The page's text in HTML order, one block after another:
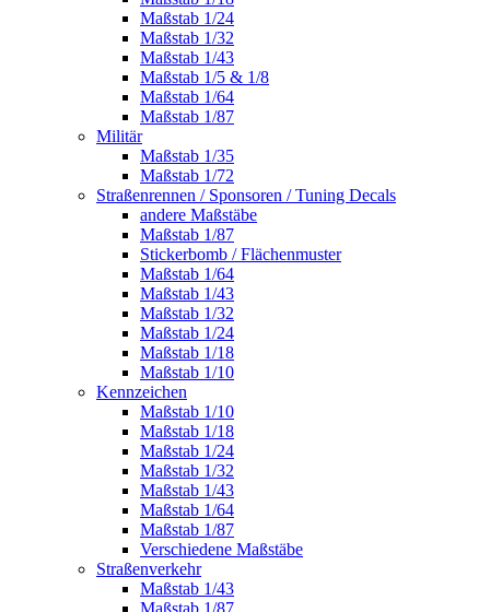
Maßstab 1/24
Maßstab 1/32
Maßstab 1/43
Maßstab 1/5 & 1/8
Maßstab 1/64
Maßstab 1/87
Militär
Maßstab 1/35
Maßstab 1/72
Straßenrennen / Sponsoren / Tuning Decals
andere Maßstäbe
Maßstab 1/87
Stickerbomb / Flächenmuster
Maßstab 1/64
Maßstab 1/43
Maßstab 1/32
Maßstab 1/24
Maßstab 1/18
Maßstab 1/10
Kennzeichen
Maßstab 1/10
Maßstab 1/18
Maßstab 1/24
Maßstab 1/32
Maßstab 1/43
Maßstab 1/64
Maßstab 1/87
Verschiedene Maßstäbe
Straßenverkehr
Maßstab 1/43
Maßstab 1/87